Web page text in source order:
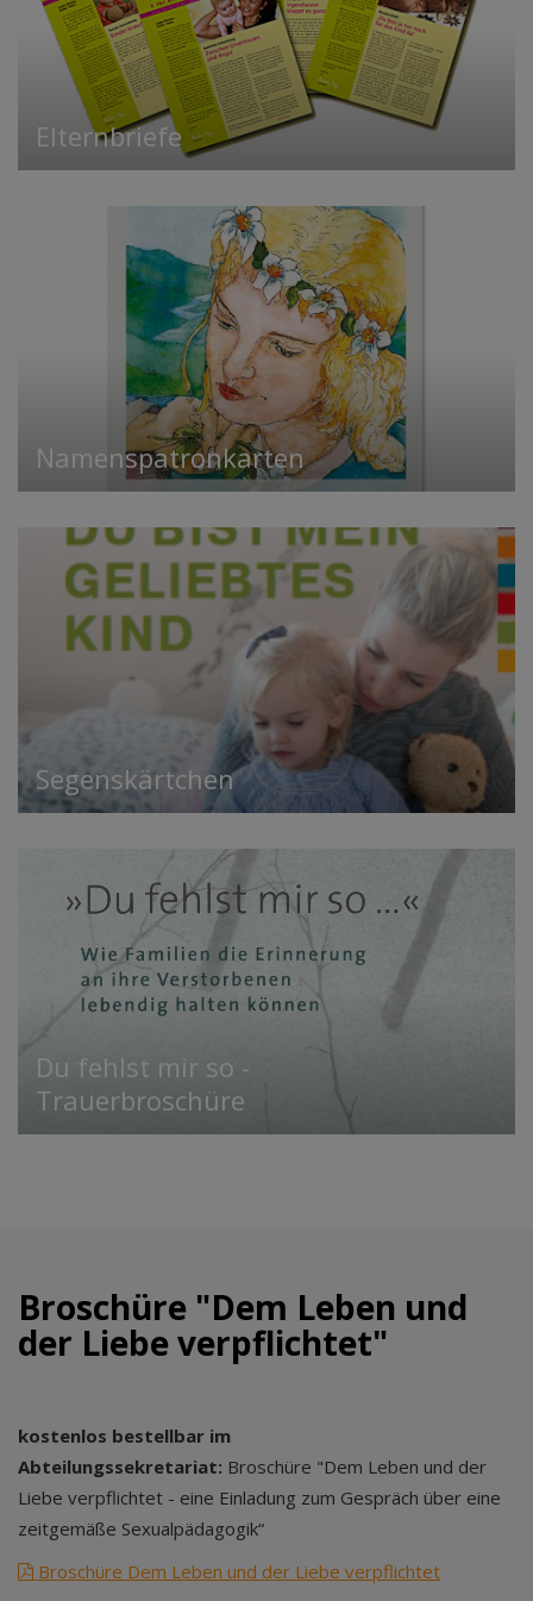
Elternbriefe
Namenspatronkarten
Segenskärtchen
Du fehlst mir so -
Trauerbroschüre
Broschüre "Dem Leben und
der Liebe verpflichtet"
kostenlos bestellbar im
Abteilungssekretariat: Broschüre "Dem Leben und der
Liebe verpflichtet - eine Einladung zum Gespräch über eine
zeitgemäße Sexualpädagogik“
Broschüre Dem Leben und der Liebe verpflichtet